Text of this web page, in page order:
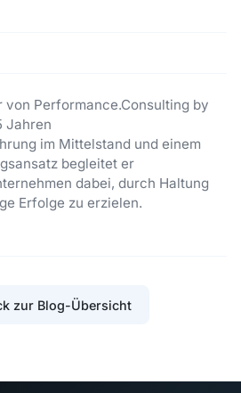
von Performance.Consulting by
Jahren
im Mittelstand und einem
begleitet er
dabei, durch Haltung
Erfolge zu erzielen.
zur Blog-Übersicht